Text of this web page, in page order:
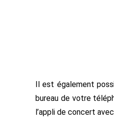
Il est également
bureau de votre
l’appli de concert